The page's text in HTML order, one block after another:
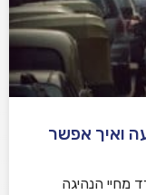
ואיך אפשר
מחיי הנהיגה